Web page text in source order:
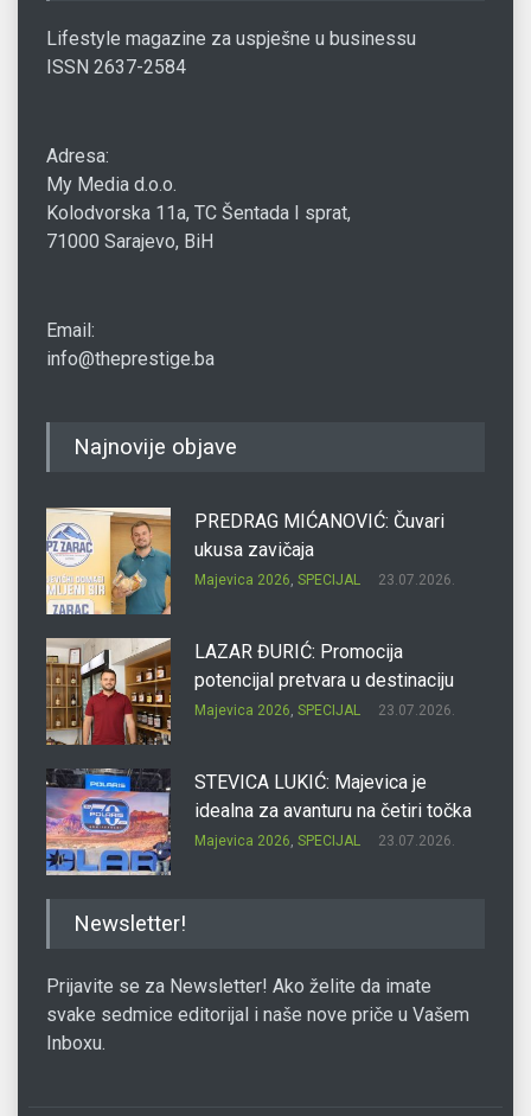
Lifestyle magazine za uspješne u businessu
ISSN 2637-2584
Adresa:
My Media d.o.o.
Kolodvorska 11a, TC Šentada I sprat,
71000 Sarajevo, BiH
Email:
info@theprestige.ba
Najnovije objave
PREDRAG MIĆANOVIĆ: Čuvari
ukusa zavičaja
Majevica 2026, SPECIJAL 23.07.2026.
LAZAR ĐURIĆ: Promocija
potencijal pretvara u destinaciju
Majevica 2026, SPECIJAL 23.07.2026.
STEVICA LUKIĆ: Majevica je
idealna za avanturu na četiri točka
Majevica 2026, SPECIJAL 23.07.2026.
Newsletter!
Prijavite se za Newsletter! Ako želite da imate
svake sedmice editorijal i naše nove priče u Vašem
Inboxu.